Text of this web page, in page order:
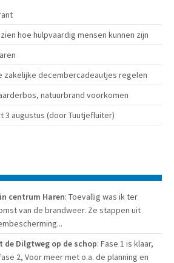
hoe hulpvaardig mensen kunnen zijn
zakelijke decembercadeautjes regelen
natuurbrand voorkomen
3 augustus (door Tuutjefluiter)
centrum Haren: Toevallig was ik ter
van de brandweer. Ze stappen uit
de Dilgtweg op de schop: Fase 1 is klaar,
2, Voor meer met o.a. de planning en